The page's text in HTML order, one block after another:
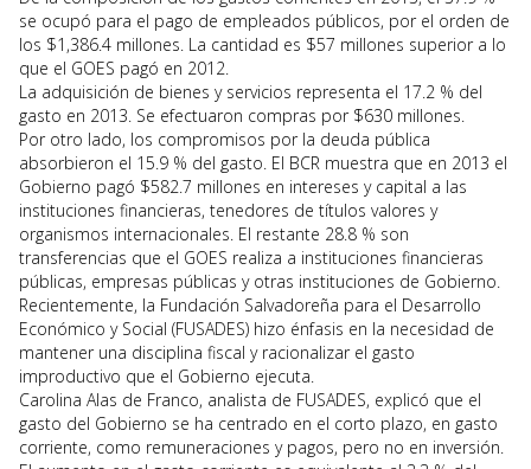
se ocupó para el pago de empleados públicos, por el orden de
los $1,386.4 millones. La cantidad es $57 millones superior a lo
que el GOES pagó en 2012.
La adquisición de bienes y servicios representa el 17.2 % del
gasto en 2013. Se efectuaron compras por $630 millones.
Por otro lado, los compromisos por la deuda pública
absorbieron el 15.9 % del gasto. El BCR muestra que en 2013 el
Gobierno pagó $582.7 millones en intereses y capital a las
instituciones financieras, tenedores de títulos valores y
organismos internacionales. El restante 28.8 % son
transferencias que el GOES realiza a instituciones financieras
públicas, empresas públicas y otras instituciones de Gobierno.
Recientemente, la Fundación Salvadoreña para el Desarrollo
Económico y Social (FUSADES) hizo énfasis en la necesidad de
mantener una disciplina fiscal y racionalizar el gasto
improductivo que el Gobierno ejecuta.
Carolina Alas de Franco, analista de FUSADES, explicó que el
gasto del Gobierno se ha centrado en el corto plazo, en gasto
corriente, como remuneraciones y pagos, pero no en inversión.